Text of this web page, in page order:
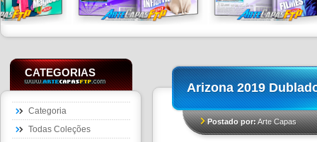
CATEGORIAS
Categoria
Todas Coleções
Arizona 2019
Postado por:Arte Capas